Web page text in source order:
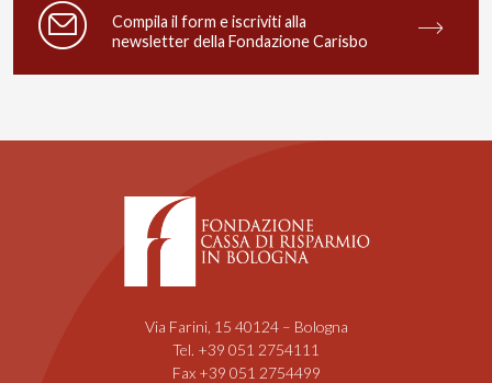
Compila il form e iscriviti alla
newsletter della Fondazione Carisbo
Via Farini, 15 40124 – Bologna
Tel. +39 051 2754111
Fax +39 051 2754499